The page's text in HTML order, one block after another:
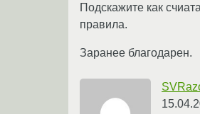
Подскажите как
правила.
Заранее благодарен.